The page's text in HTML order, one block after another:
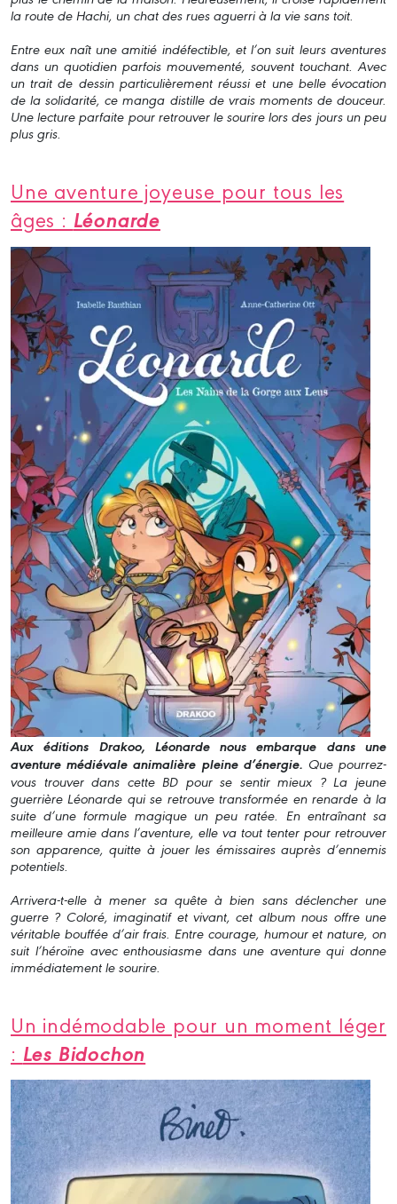
la route de Hachi, un chat des rues aguerri à la vie sans toit.
Entre eux naît une amitié indéfectible, et l’on suit leurs aventures
dans un quotidien parfois mouvementé, souvent touchant. Avec
un trait de dessin particulièrement réussi et une belle évocation
de la solidarité, ce manga distille de vrais moments de douceur.
Une lecture parfaite pour retrouver le sourire lors des jours un peu
plus gris.
Une aventure joyeuse pour tous les
âges : Léonarde
Aux éditions Drakoo, Léonarde nous embarque dans une
aventure médiévale animalière pleine d’énergie. Que pourrez-
vous trouver dans cette BD pour se sentir mieux ? La jeune
guerrière Léonarde qui se retrouve transformée en renarde à la
suite d’une formule magique un peu ratée. En entraînant sa
meilleure amie dans l’aventure, elle va tout tenter pour retrouver
son apparence, quitte à jouer les émissaires auprès d’ennemis
potentiels.
Arrivera-t-elle à mener sa quête à bien sans déclencher une
guerre ? Coloré, imaginatif et vivant, cet album nous offre une
véritable bouffée d’air frais. Entre courage, humour et nature, on
suit l’héroïne avec enthousiasme dans une aventure qui donne
immédiatement le sourire.
Un indémodable pour un moment léger
: Les Bidochon